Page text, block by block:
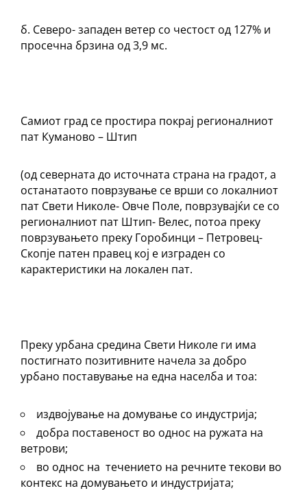
б. Северо- западен ветер со честост од 127% и
просечна брзина од 3,9 мс.
Самиот град се простира покрај регионалниот
пат Куманово – Штип
(од северната до источната страна на градот, а
останатаото поврзување се врши со локалниот
пат Свети Николе- Овче Поле, поврзувајќи се со
регионалниот пат Штип- Велес, потоа преку
поврзувањето преку Горобинци – Петровец-
Скопје патен правец кој е изграден со
карактеристики на локален пат.
Преку урбана средина Свети Николе ги има
постигнато позитивните начела за добро
урбано поставување на една населба и тоа:
издвојување на домување со индустрија;
добра поставеност во однос на ружата на
ветрови;
во однос на течението на речните текови во
контекс на домувањето и индустријата;